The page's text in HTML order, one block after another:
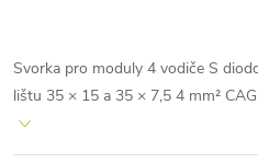
Svorka pro moduly 4 vodiče S
lištu 35 × 15 a 35 × 7,5 4 mm²